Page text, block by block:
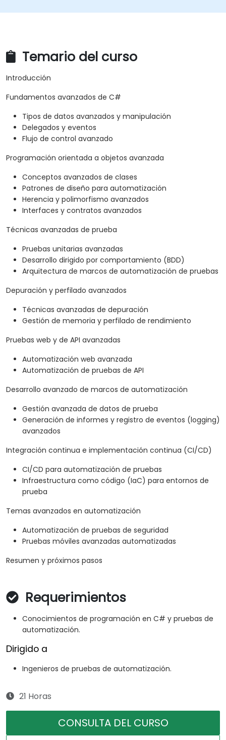
Temario del curso
Introducción
Fundamentos avanzados de C#
Tipos de datos avanzados y manipulación
Delegados y eventos
Flujo de control avanzado
Programación orientada a objetos avanzada
Conceptos avanzados de clases
Patrones de diseño para automatización
Herencia y polimorfismo avanzados
Interfaces y contratos avanzados
Técnicas avanzadas de prueba
Pruebas unitarias avanzadas
Desarrollo dirigido por comportamiento (BDD)
Arquitectura de marcos de automatización de pruebas
Depuración y perfilado avanzados
Técnicas avanzadas de depuración
Gestión de memoria y perfilado de rendimiento
Pruebas web y de API avanzadas
Automatización web avanzada
Automatización de pruebas de API
Desarrollo avanzado de marcos de automatización
Gestión avanzada de datos de prueba
Generación de informes y registro de eventos (logging)
avanzados
Integración continua e implementación continua (CI/CD)
CI/CD para automatización de pruebas
Infraestructura como código (IaC) para entornos de
prueba
Temas avanzados en automatización
Automatización de pruebas de seguridad
Pruebas móviles avanzadas automatizadas
Resumen y próximos pasos
Requerimientos
Conocimientos de programación en C# y pruebas de
automatización.
Dirigido a
Ingenieros de pruebas de automatización.
21 Horas
CONSULTA DEL CURSO